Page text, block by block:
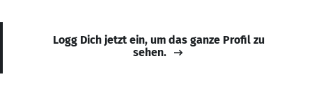
Logg Dich jetzt ein, um das ganze Profil zu
sehen.